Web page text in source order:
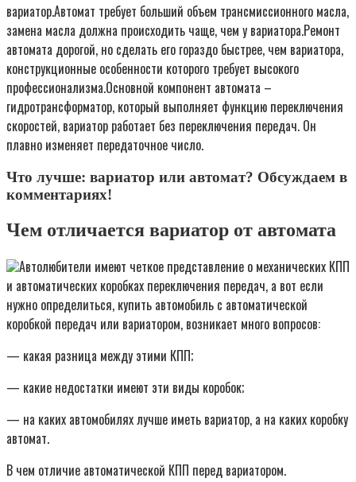
вариатор.Автомат требует больший объем трансмиссионного масла,
замена масла должна происходить чаще, чем у вариатора.Ремонт
автомата дорогой, но сделать его гораздо быстрее, чем вариатора,
конструкционные особенности которого требует высокого
профессионализма.Основной компонент автомата –
гидротрансформатор, который выполняет функцию переключения
скоростей, вариатор работает без переключения передач. Он
плавно изменяет передаточное число.
Что лучше: вариатор или автомат? Обсуждаем в
комментариях!
Чем отличается вариатор от автомата
Автолюбители имеют четкое представление о механических КПП
и автоматических коробках переключения передач, а вот если
нужно определиться, купить автомобиль с автоматической
коробкой передач или вариатором, возникает много вопросов:
— какая разница между этими КПП;
— какие недостатки имеют эти виды коробок;
— на каких автомобилях лучше иметь вариатор, а на каких коробку
автомат.
В чем отличие автоматической КПП перед вариатором.